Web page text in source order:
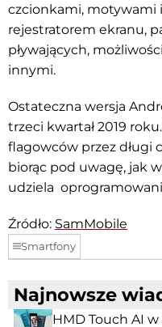
czcionkami,
rejestratorem ekranu,
pływających,
innymi.
Ostateczna wersja
trzeci kwartał 2019
flagowców przez długi
biorąc pod uwagę, jak
udziela
Źródło: SamMobile
Smartfony
Facebook
Najnowsze
HMD Touch AI